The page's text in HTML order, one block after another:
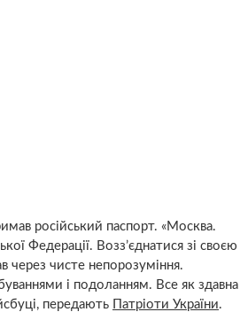
російський паспорт. «Москва.
Федерації. Возз’єднатися зі своєю
через чисте непорозуміння.
і подоланням. Все як здавна
передають Патріоти України.